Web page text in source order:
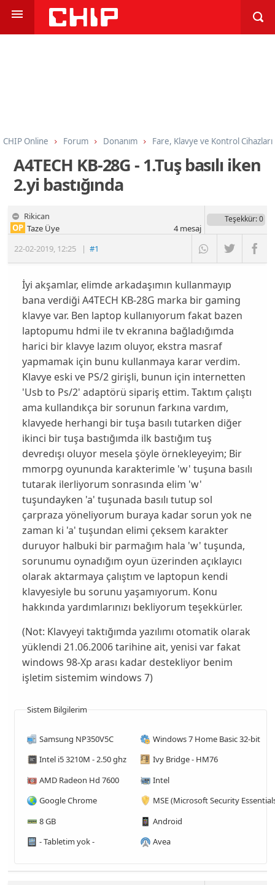
CHIP Online Forum Donanım Fare, Klavye ve Kontrol Cihazları
A4TECH KB-28G - 1.Tuş basılı iken
2.yi bastığında
Rikican
22-02-2019, 12:25 |#1
OP Taze Üye
Teşekkür: 0
4mesaj
İyi akşamlar, elimde arkadaşımın kullanmayıp
bana verdiği A4TECH KB-28G marka bir gaming
klavye var. Ben laptop kullanıyorum fakat bazen
laptopumu hdmi ile tv ekranına bağladığımda
harici bir klavye lazım oluyor, ekstra masraf
yapmamak için bunu kullanmaya karar verdim.
Klavye eski ve PS/2 girişli, bunun için internetten
'Usb to Ps/2' adaptörü sipariş ettim. Taktım çalıştı
ama kullandıkça bir sorunun farkına vardım,
klavyede herhangi bir tuşa basılı tutarken diğer
ikinci bir tuşa bastığımda ilk bastığım tuş
devredışı oluyor mesela şöyle örnekleyeyim; Bir
mmorpg oyununda karakterimle 'w' tuşuna basılı
tutarak ilerliyorum sonrasında elim 'w'
tuşundayken 'a' tuşunada basılı tutup sol
çarpraza yöneliyorum buraya kadar sorun yok ne
zaman ki 'a' tuşundan elimi çeksem karakter
duruyor halbuki bir parmağım hala 'w' tuşunda,
sorunumu oynadığım oyun üzerinden açıklayıcı
olarak aktarmaya çalıştım ve laptopun kendi
klavyesiyle bu sorunu yaşamıyorum. Konu
hakkında yardımlarınızı bekliyorum teşekkürler.
(Not: Klavyeyi taktığımda yazılımı otomatik olarak
yüklendi 21.06.2006 tarihine ait, yenisi var fakat
windows 98-Xp arası kadar destekliyor benim
işletim sistemim windows 7)
Sistem Bilgilerim
Samsung NP350V5C
Windows 7 Home Basic 32-bit
Intel i5 3210M - 2.50 ghz
Ivy Bridge - HM76
AMD Radeon Hd 7600
Intel
Google Chrome
MSE (Microsoft Security
8 GB
Android
- Tabletim yok -
Avea